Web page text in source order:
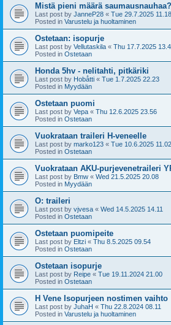
Mistä pieni määrä saumausnauhaa?
Last post by JanneP28 « Tue 29.7.2025 11.18
Posted in Varustelu ja huoltaminen
Ostetaan: isopurje
Last post by Vellutaskila « Thu 17.7.2025
Posted in Ostetaan
Honda 5hv - nelitahti, pitkäriki
Last post by Hobåtti « Tue 1.7.2025 22.23
Posted in Myydään
Ostetaan puomi
Last post by Vepa « Thu 12.6.2025 23.56
Posted in Ostetaan
Vuokrataan traileri H-veneelle
Last post by marko123 « Tue 10.6.2025 11.02
Posted in Ostetaan
Vuokrataan AKU-purjevenetraileri
Last post by Bmw « Wed 21.5.2025 20.08
Posted in Myydään
O: traileri
Last post by vjvesa « Wed 14.5.2025 14.11
Posted in Ostetaan
Ostetaan puomipeite
Last post by Eltzi « Thu 8.5.2025 09.54
Posted in Ostetaan
Ostetaan isopurje
Last post by Reipe « Tue 19.11.2024 21.00
Posted in Ostetaan
H Vene Isopurjeen nostimen vaihto
Last post by JuhaH « Thu 22.8.2024 08.11
Posted in Varustelu ja huoltaminen